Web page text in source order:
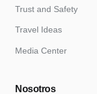
Trust and Safety
Travel Ideas
Media Center
Nosotros